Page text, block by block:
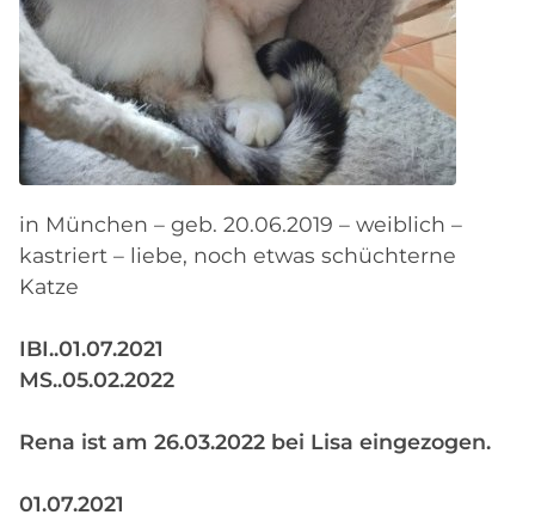
in München – geb. 20.06.2019 – weiblich –
kastriert – liebe, noch etwas schüchterne
Katze
IBI..01.07.2021
MS..05.02.2022
Rena ist am 26.03.2022 bei Lisa eingezogen.
01.07.2021